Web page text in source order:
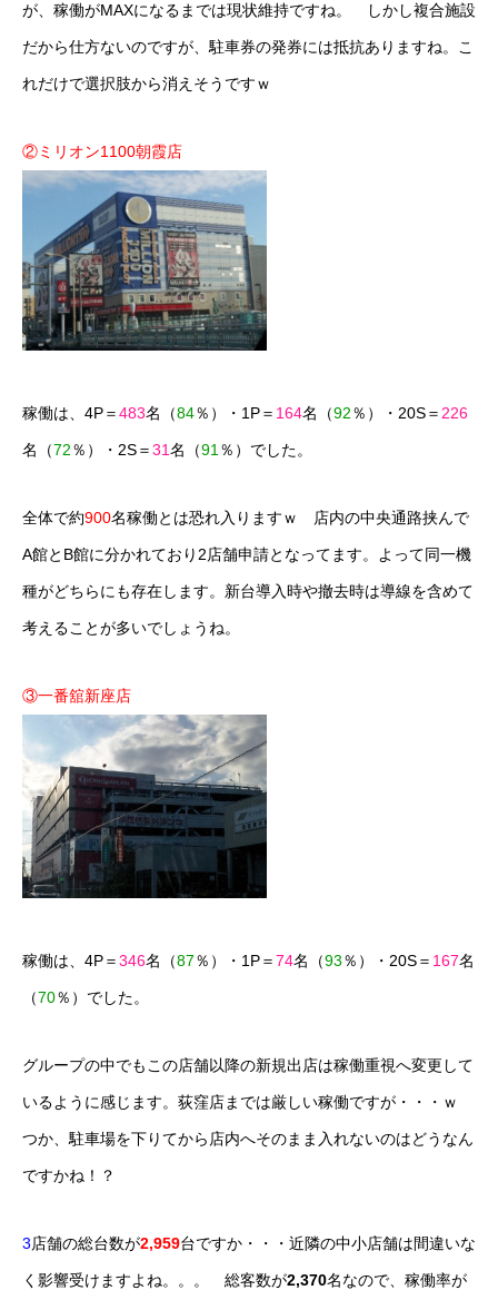
が、稼働がMAXになるまでは現状維持ですね。 しかし複合施設
だから仕方ないのですが、駐車券の発券には抵抗ありますね。こ
れだけで選択肢から消えそうですｗ
②ミリオン1100朝霞店
稼働は、4P＝483名（84％）・1P＝ 164名（92％）・20S＝ 226
名（72％）・2S＝31名（91 ％）でした。
全体で約900名稼働とは恐れ入りますｗ 店内の中央通路挟んで
A館とB館に分かれており2店舗申請となってます。よって同一機
種がどちらにも存在します。新台導入時や撤去時は導線を含めて
考えることが多いでしょうね。
③一番舘新座店
稼働は、4P＝346名（87％）・1P＝74名（93％）・20S＝ 167名
（70％）でした。
グループの中でもこの店舗以降の新規出店は稼働重視へ変更して
いるように感じます。荻窪店までは厳しい稼働ですが・・・ｗ
つか、駐車場を下りてから店内へそのまま入れないのはどうなん
ですかね！？
3店舗の総台数が2,959台ですか・・・近隣の中小店舗は間違いな
く影響受けますよね。。。 総客数が2,370名なので、稼働率が